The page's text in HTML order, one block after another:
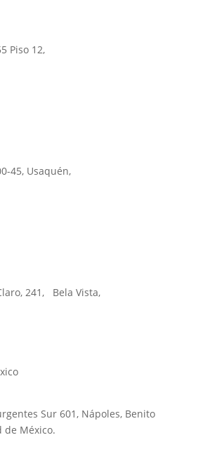
Piso 12,
45, Usaquén,
241, Bela Vista,
Sur 601, Nápoles, Benito
de México.